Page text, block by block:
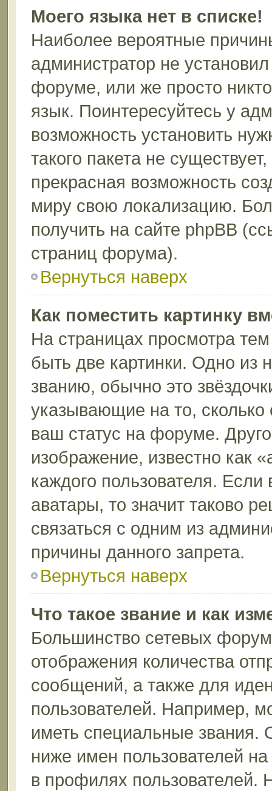
Моего языка нет в списке!
Наиболее вероятные
администратор не
форуме, или же просто
язык. Поинтересуйтесь у
возможность установить
такого пакета не
прекрасная возможность
миру свою локализацию.
получить на сайте phpBB
страниц форума).
Вернуться наверх
Как поместить картинку
На страницах просмотра
быть две картинки. Одно из
званию, обычно это
указывающие на то,
ваш статус на форуме.
изображение, известно как
каждого пользователя.
аватары, то значит таково
связаться с одним из
причины данного запрета.
Вернуться наверх
Что такое звание и как
Большинство сетевых
отображения количества
сообщений, а также для
пользователей. Например,
иметь специальные звания.
ниже имен пользователей
в профилях